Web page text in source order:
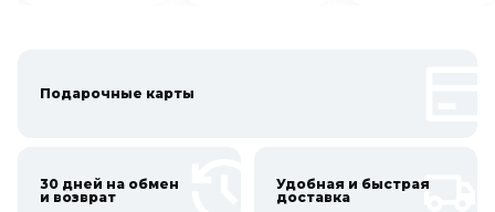
Подарочные карты
30 дней на обмен
и возврат
Удобная и быстрая
доставка